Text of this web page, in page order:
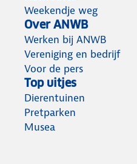
Weekendje weg
Over ANWB
Werken bij ANWB
Vereniging en bedrijf
Voor de pers
Top uitjes
Dierentuinen
Pretparken
Musea